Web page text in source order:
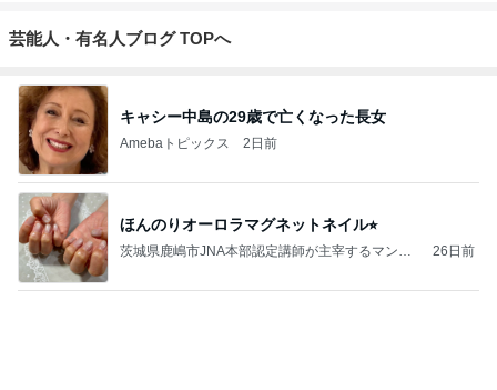
芸能人・有名人ブログ TOPへ
キャシー中島の29歳で亡くなった長女
Amebaトピックス 2日前
ほんのりオーロラマグネットネイル⭐︎
茨城県鹿嶋市JNA本部認定講師が主宰するマンツ
26日前